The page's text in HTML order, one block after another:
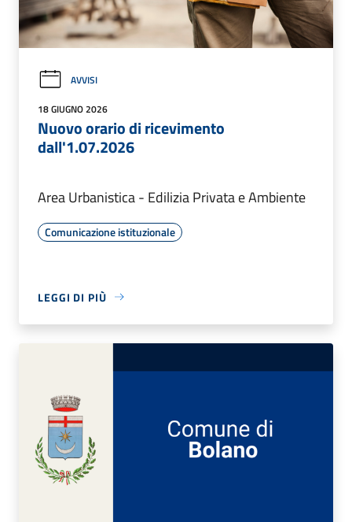
AVVISI
18 GIUGNO 2026
Nuovo orario di ricevimento
dall'1.07.2026
Area Urbanistica - Edilizia Privata e Ambiente
Comunicazione istituzionale
LEGGI DI PIÙ